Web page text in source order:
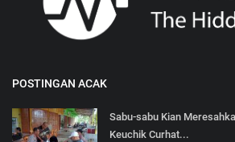
POSTINGAN ACAK
Sabu-sabu Kian
Keuchik Curhat...